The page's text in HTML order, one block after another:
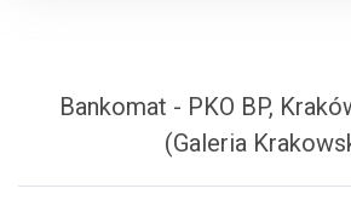
Bankomat - PKO BP,
(Galeria